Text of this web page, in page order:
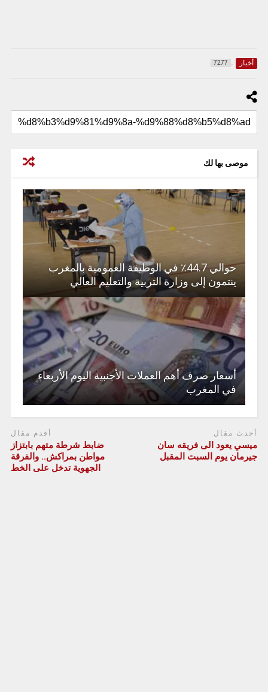
أخبار 7277
موصى بها لك
حوالي 44.7٪؜ في الوظيفة العمومية بالمغرب
ينتمون إلى وزارة التربية والتعليم العالي
أسعار صرف أهم العملات الأجنبية اليوم الأربعاء
في المغرب
أحدث مقال
ميسي يعود الى فريقه سان
جيرمان يوم السبت المقبل
أقدم مقال
ضابط شرطة متهم بابتزاز
مواطن بمراكش.. والفرقة
الجهوية تدخل على الخط